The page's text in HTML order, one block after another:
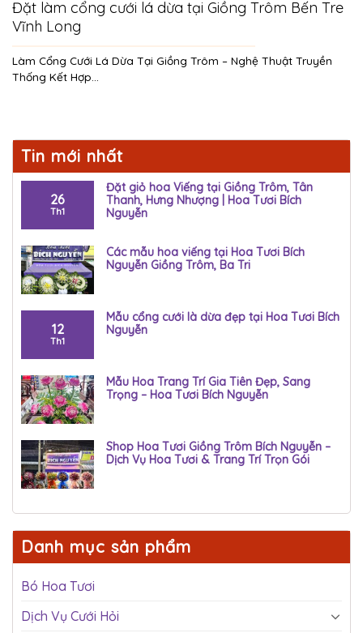
Đặt làm cổng cưới lá dừa tại Giồng Trôm Bến Tre
Vĩnh Long
Làm Cổng Cưới Lá Dừa Tại Giồng Trôm – Nghệ Thuật Truyền
Thống Kết Hợp...
Tin mới nhất
26
Th1
Đặt giỏ hoa Viếng tại Giồng Trôm, Tân
Thanh, Hưng Nhượng | Hoa Tươi Bích
Nguyễn
Các mẫu hoa viếng tại Hoa Tươi Bích
Nguyễn Giồng Trôm, Ba Tri
12
Th1
Mẫu cổng cưới là dừa đẹp tại Hoa Tươi Bích
Nguyễn
Mẫu Hoa Trang Trí Gia Tiên Đẹp, Sang
Trọng – Hoa Tươi Bích Nguyễn
Shop Hoa Tươi Giồng Trôm Bích Nguyễn –
Dịch Vụ Hoa Tươi & Trang Trí Trọn Gói
Danh mục sản phẩm
Bó Hoa Tươi
Dịch Vụ Cưới Hỏi